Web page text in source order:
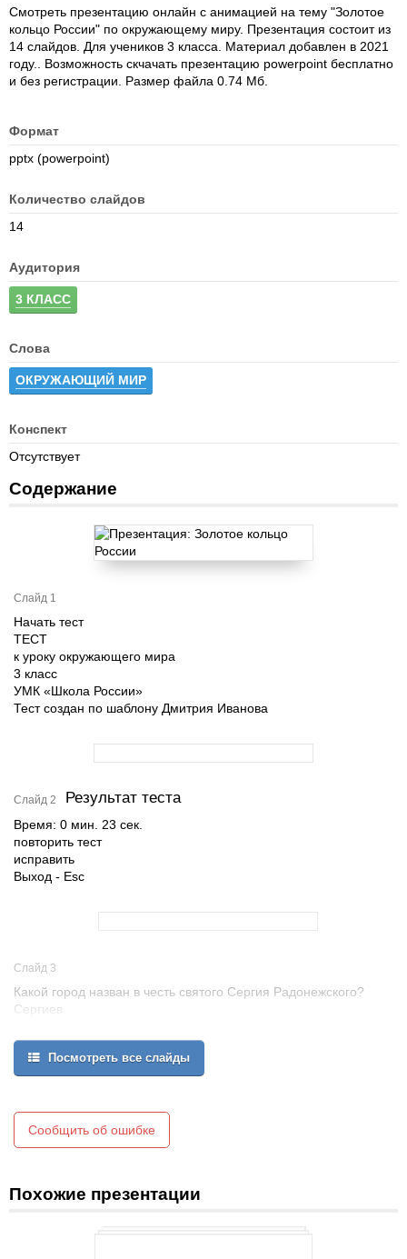
Смотреть презентацию онлайн с анимацией на тему "Золотое
кольцо России" по окружающему миру. Презентация состоит из
14 слайдов. Для учеников 3 класса. Материал добавлен в 2021
году.. Возможность скчачать презентацию powerpoint бесплатно
и без регистрации. Размер файла 0.74 Мб.
Формат
pptx (powerpoint)
Количество слайдов
14
Аудитория
3 КЛАСС
Слова
ОКРУЖАЮЩИЙ МИР
Конспект
Отсутствует
Содержание
Слайд 1
Начать тест
ТЕСТ
к уроку окружающего мира
3 класс
УМК «Школа России»
Тест создан по шаблону Дмитрия Иванова
Слайд 2 Результат теста
Время: 0 мин. 23 сек.
повторить тест
исправить
Выход - Esc
Слайд 3
Какой город назван в честь святого Сергия Радонежского?
Сергиев
Плёс
СуздальПосмотреть все слайды
Сообщить об ошибке
Похожие презентации